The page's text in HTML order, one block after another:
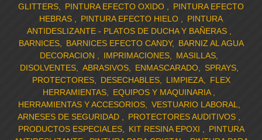
GLITTERS
PINTURA EFECTO OXIDO
PINTURA EFECTO
HEBRAS
PINTURA EFECTO HIELO
PINTURA
ANTIDESLIZANTE - PLATOS DE DUCHA Y BAÑERAS
BARNICES
BARNICES EFECTO CANDY
BARNIZ AL AGUA
DECORACION
IMPRIMACIONES
MASILLAS
DISOLVENTES
ABRASIVOS ENMASCARADO
SPRAYS
PROTECTORES
DESECHABLES LIMPIEZA
FLEX
HERRAMIENTAS
EQUIPOS Y MAQUINARIA
HERRAMIENTAS Y ACCESORIOS
VESTUARIO LABORAL
ARNESES DE SEGURIDAD
PROTECTORES AUDITIVOS
PRODUCTOS ESPECIALES
KIT RESINA EPOXI
PINTURA